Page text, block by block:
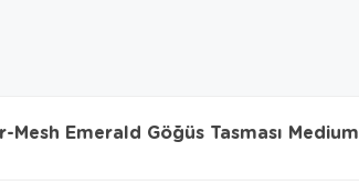
Mesh Emerald Göğüs Tasması Medium